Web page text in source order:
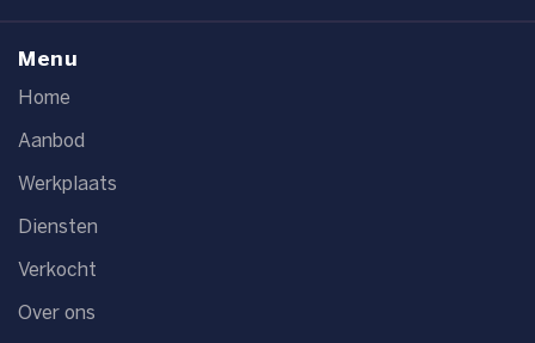
Menu
Home
Aanbod
Werkplaats
Diensten
Verkocht
Over ons